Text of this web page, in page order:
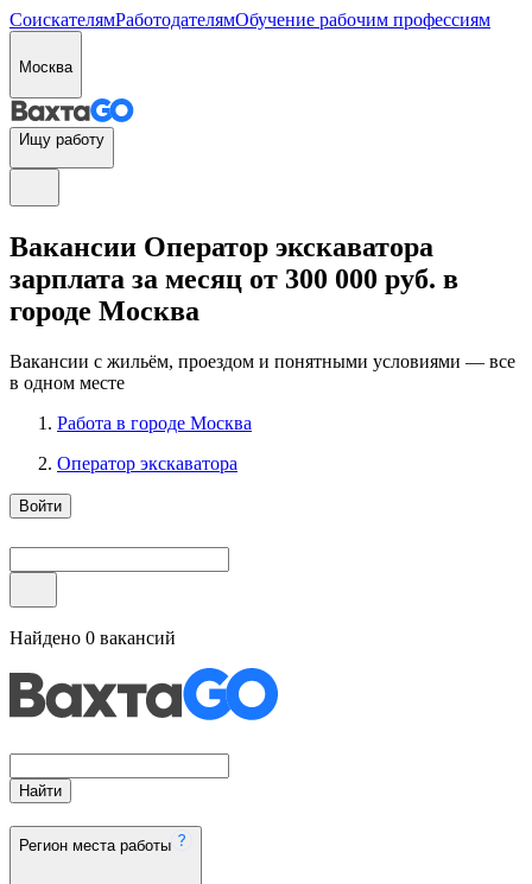
СоискателямРаботодателямОбучение рабочим профессиям
Москва
Ищу работу
Вакансии Оператор экскаватора
зарплата за месяц от 300 000 руб. в
городе Москва
Вакансии с жильём, проездом и понятными условиями — все
в одном месте
Работа в городе Москва
Оператор экскаватора
Войти
Найдено 0 вакансий
Найти
Регион места работы